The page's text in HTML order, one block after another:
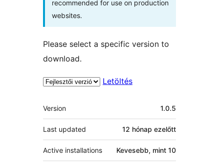
recommended for use on production
websites.
Please select a specific version to
download.
Letöltés
Meta
Version 1.0.5
Last updated 12 hónap ezelőtt
Active installations Kevesebb, mint 10